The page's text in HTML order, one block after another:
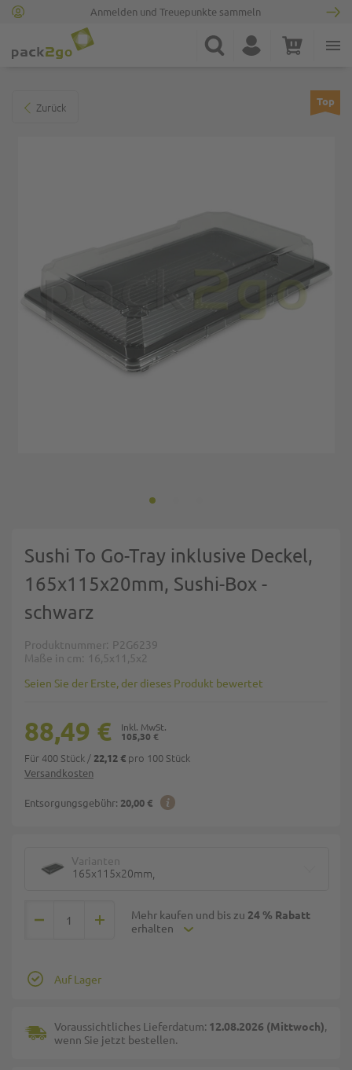
Anmelden und Treuepunkte sammeln
Suche Konto Warenkorb
Zurück Top
Sushi To Go-Tray inklusive Deckel,
165x115x20mm, Sushi-Box -
schwarz
Produktnummer P2G6239
Maße in cm
16,5x11,5x2
Seien Sie der Erste, der dieses Produkt bewertet
Versandkosten
Entsorgungsgebühr: 20,00 €
105,30 €
88,49 €
Für 400 Stück / 22,12 € pro 100 Stück
Varianten
165x115x20mm,
Mehr kaufen und bis zu 24 % Rabatt
erhalten
Auf Lager
Voraussichtliches Lieferdatum: 12.08.2026 (Mittwoch),
wenn Sie jetzt bestellen.